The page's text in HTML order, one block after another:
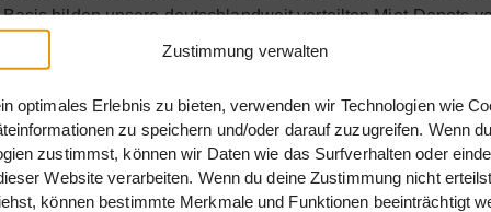
Zustimmung verwalten
optimales Erlebnis zu bieten, verwenden wir Technologien wie
zu speichern und/oder darauf zuzugreifen. Wenn
zustimmst, können wir Daten wie das Surfverhalten oder
Website verarbeiten. Wenn du deine Zustimmung nicht
können bestimmte Merkmale und Funktionen beeinträchtigt
bilden unsere deutschlandweit verteilten Miet-Depots
Einsatzort liefern. Vor Ort können unsere
vornehmen. Sprechen Sie uns!
Zum Nachtanken der Anlagen kann sowohl Diesel als
mit Kälteadditiv 1:1000 verwendet werden.
auf einem stabilen Grundrahmen aufgebaut.
Schallschutz, Umweltschutz sowie Schutz vor